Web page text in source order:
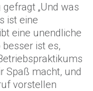
„Und was
ist eine
eine unendliche
ist es,
Spaß macht, und
vorstellen